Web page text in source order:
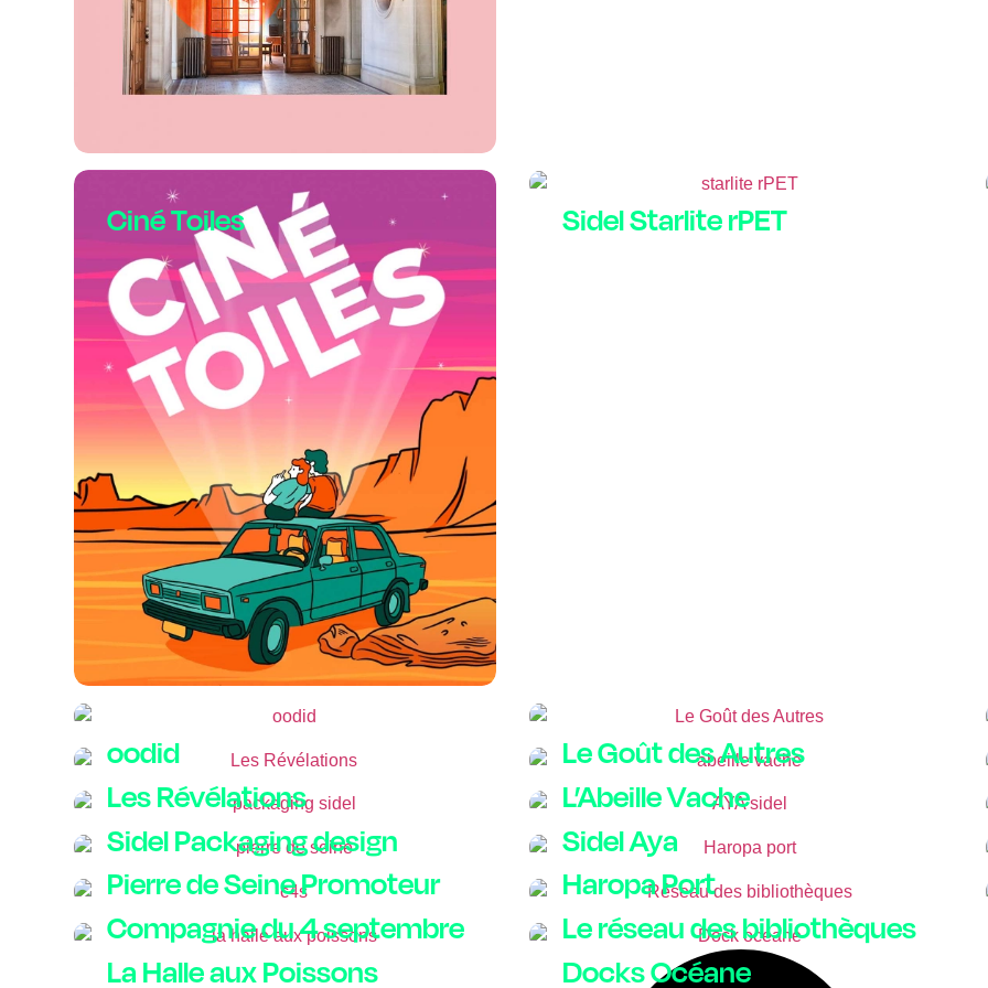
Ciné Toiles Sidel Starlite rPET
oodid
Le Goût des Autres
Les Révélations
L’Abeille Vache
Sidel Packaging design
Sidel Aya
Pierre de Seine Promoteur
Haropa Port
Compagnie du 4 septembre
Le réseau des bibliothèques
La Halle aux Poissons
Docks Océane